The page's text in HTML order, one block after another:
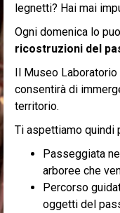
legnetti? Hai mai
Ogni domenica lo
ricostruzioni del
Il Museo
consentirà di
territorio.
Ti aspettiamo quindi
Passeggiata
arboree che
Percorso
oggetti del